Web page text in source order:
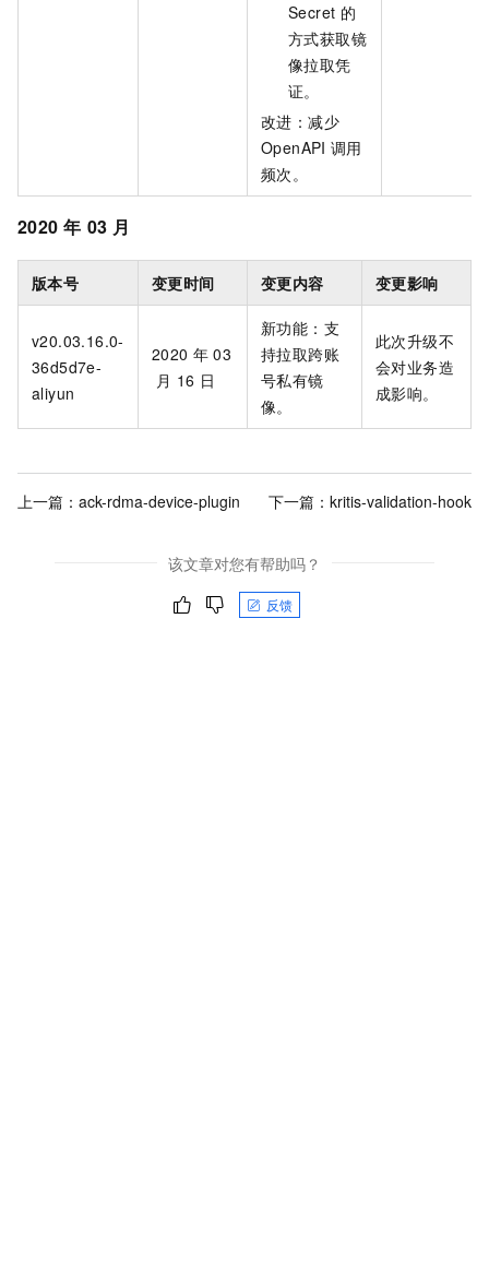
Secret 的
方式获取镜
像拉取凭
证。
改进：减少
OpenAPI 调用
频次。
2020 年 03 月
版本号 变更时间 变更内容 变更影响
v20.03.16.0-
36d5d7e-
aliyun
2020 年 03
月 16 日
新功能：支
持拉取跨账
号私有镜
像。
此次升级不
会对业务造
成影响。
上一篇： ack-rdma-device-plugin 下一篇： kritis-validation-hook
该文章对您有帮助吗？
反馈